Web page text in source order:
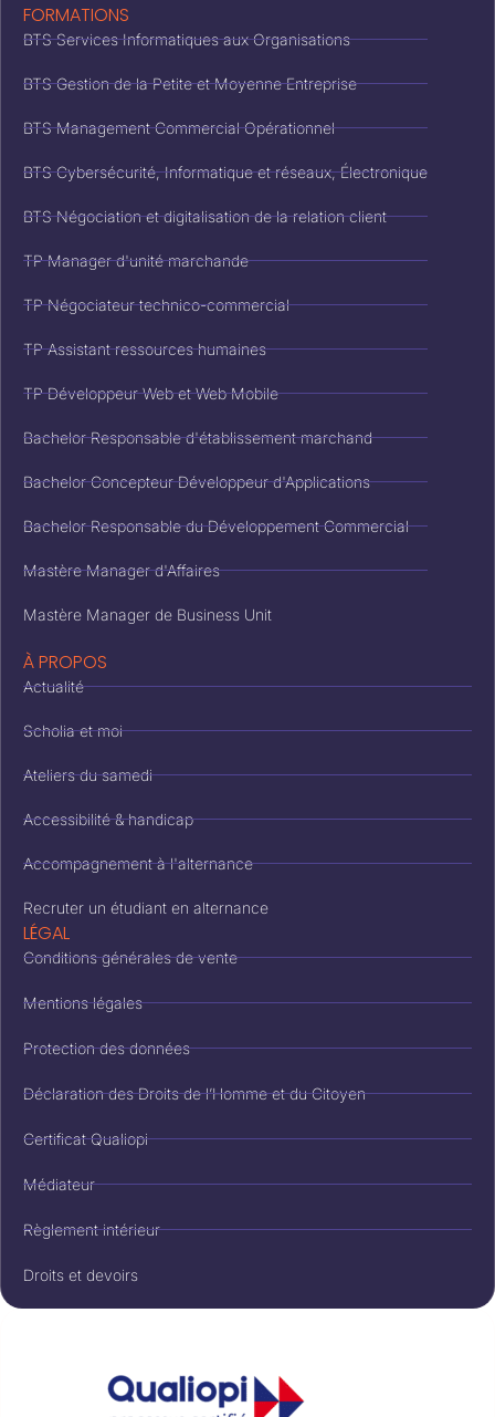
FORMATIONS
BTS Services Informatiques aux Organisations
BTS Gestion de la Petite et Moyenne Entreprise
BTS Management Commercial Opérationnel
BTS Cybersécurité, Informatique et réseaux, Électronique
BTS Négociation et digitalisation de la relation client
TP Manager d'unité marchande
TP Négociateur technico-commercial
TP Assistant ressources humaines
TP Développeur Web et Web Mobile
Bachelor Responsable d'établissement marchand
Bachelor Concepteur Développeur d'Applications
Bachelor Responsable du Développement Commercial
Mastère Manager d'Affaires
Mastère Manager de Business Unit
À PROPOS
Actualité
Scholia et moi
Ateliers du samedi
Accessibilité & handicap
Accompagnement à l'alternance
Recruter un étudiant en alternance
LÉGAL
Conditions générales de vente
Mentions légales
Protection des données
Déclaration des Droits de l’Homme et du Citoyen
Certificat Qualiopi
Médiateur
Règlement intérieur
Droits et devoirs